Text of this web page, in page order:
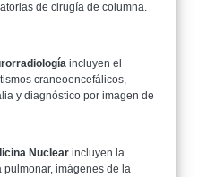
de cirugía de columna.
incluyen el
craneoencefálicos,
y diagnóstico por imagen de
Nuclear incluyen la
imágenes de la